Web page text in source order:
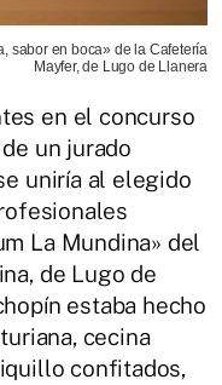
sabor en boca» de la Cafetería
Mayfer, de Lugo de Llanera
en el concurso
un jurado
uniría al elegido
La Mundina» del
de Lugo de
estaba hecho
cecina
confitados,